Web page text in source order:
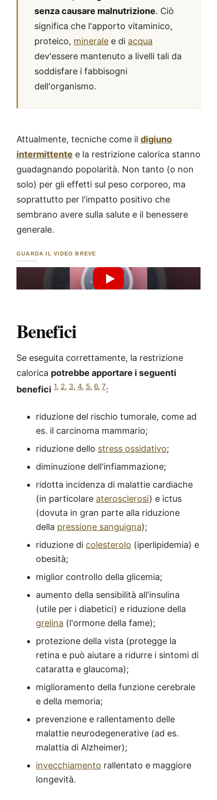
senza causare malnutrizione. Ciò
significa che l'apporto vitaminico,
proteico, minerale e di acqua
dev'essere mantenuto a livelli tali da
soddisfare i fabbisogni
dell'organismo.
Attualmente, tecniche come il digiuno
intermittente e la restrizione calorica stanno
guadagnando popolarità. Non tanto (o non
solo) per gli effetti sul peso corporeo, ma
soprattutto per l'impatto positivo che
sembrano avere sulla salute e il benessere
generale.
GUARDA IL VIDEO BREVE
Riproduci Video YouTube
Benefici
Se eseguita correttamente, la restrizione
calorica potrebbe apportare i seguenti
benefici 1, 2, 3, 4, 5, 6, 7:
riduzione del rischio tumorale, come ad
es. il carcinoma mammario;
riduzione dello stress ossidativo;
diminuzione dell'infiammazione;
ridotta incidenza di malattie cardiache
(in particolare aterosclerosi) e ictus
(dovuta in gran parte alla riduzione
della pressione sanguigna);
riduzione di colesterolo (iperlipidemia) e
obesità;
miglior controllo della glicemia;
aumento della sensibilità all'insulina
(utile per i diabetici) e riduzione della
grelina (l'ormone della fame);
protezione della vista (protegge la
retina e può aiutare a ridurre i sintomi di
cataratta e glaucoma);
miglioramento della funzione cerebrale
e della memoria;
prevenzione e rallentamento delle
malattie neurodegenerative (ad es.
malattia di Alzheimer);
invecchiamento rallentato e maggiore
longevità.